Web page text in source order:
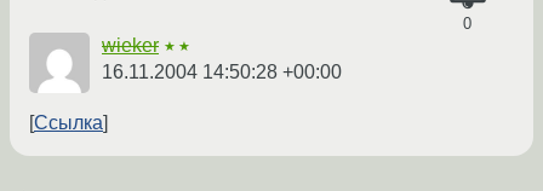
0
wieker ★★
16.11.2004 14:50:28 +00:00
Ссылка